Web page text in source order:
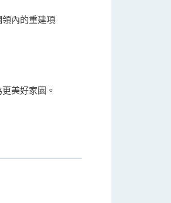
內的重建項
美好家園。